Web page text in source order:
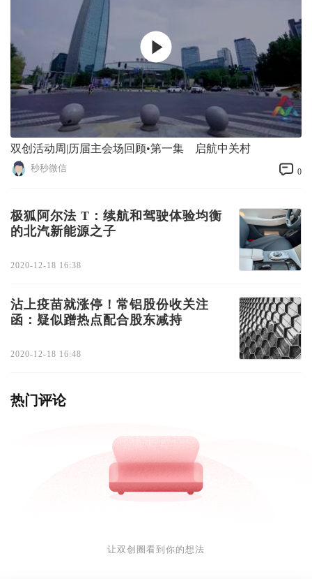
双创活动周|历届主会场回顾•第一集 启航中关村
秒秒微信 0
极狐阿尔法 T：续航和驾驶体验均衡
的北汽新能源之子
2020-12-18 16:38
沾上疫苗就涨停！常铝股份收关注
函：疑似蹭热点配合股东减持
2020-12-18 16:48
热门评论
让双创圈看到你的想法